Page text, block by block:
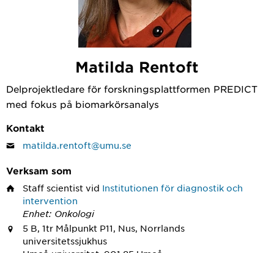
Matilda Rentoft
Delprojektledare för forskningsplattformen PREDICT
med fokus på biomarkörsanalys
Kontakt
matilda.rentoft@umu.se
Verksam som
Staff scientist vid Institutionen för diagnostik och
intervention
Enhet: Onkologi
5 B, 1tr Målpunkt P11, Nus, Norrlands
universitetssjukhus